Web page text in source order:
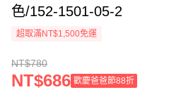
色/152-1501-05-2
超取滿NT$1,500免運
NT$780
NT$686 歡慶爸爸節88折